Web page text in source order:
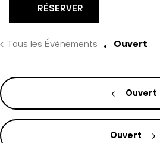
RÉSERVER
Tous les Évènements Ouvert
Ouvert
Ouvert